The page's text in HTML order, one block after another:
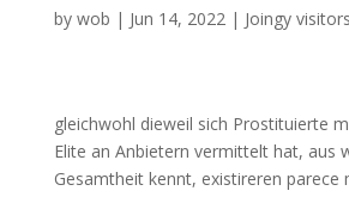
by wob | Jun 14, 2022| Joingy visitors
gleichwohl dieweil sich Prostituierte
Elite an Anbietern vermittelt hat, aus
Gesamtheit kennt, existireren parece